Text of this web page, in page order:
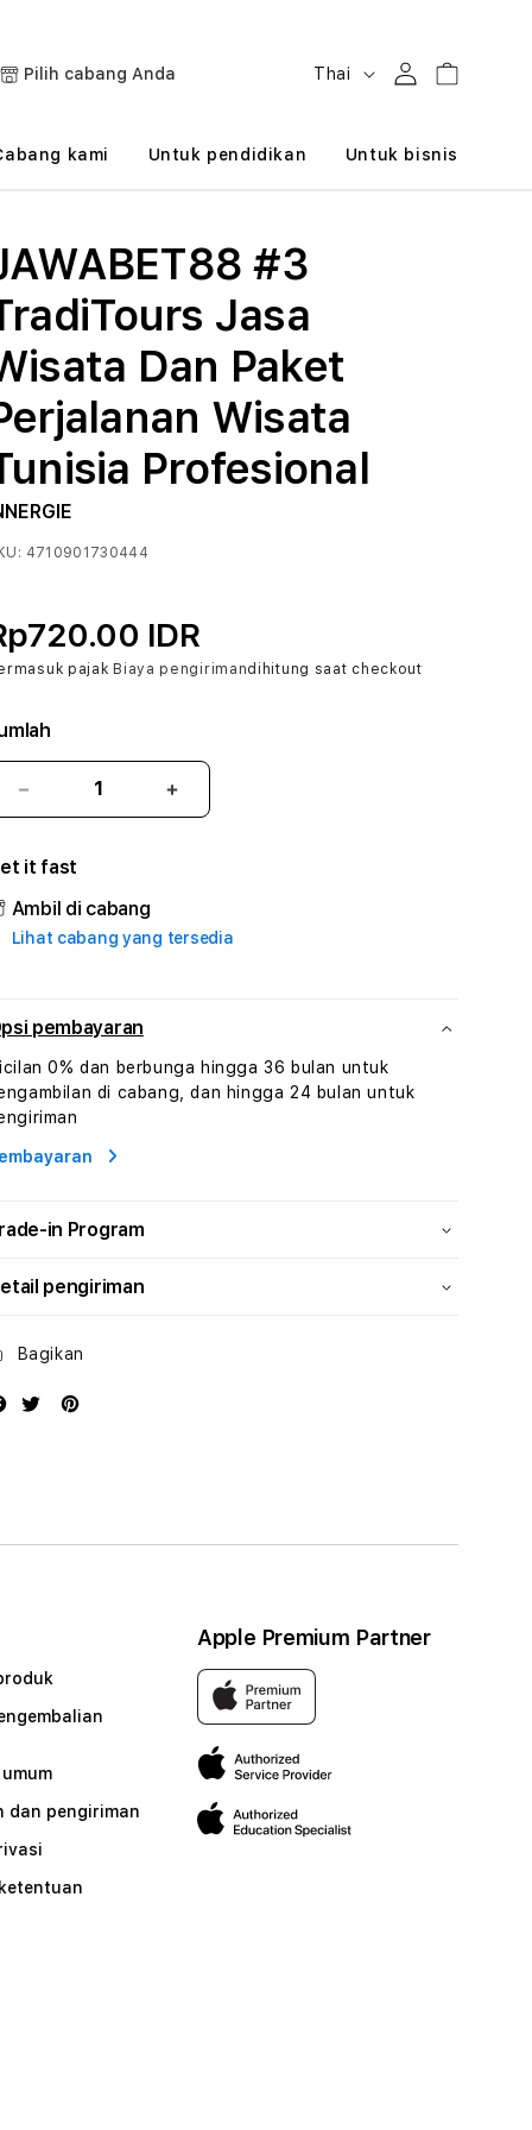
Pilih cabang Anda
B
h
a
Thai MasukKeranjang
kami Untuk pendidikan Untuk bisnis
#3
Jasa
Dan Paket
Wisata
Profesional
4710901730444
IDR
pajak Biaya pengirimandihitung saat checkout
Kurangi
jumlah
JAWABET88
#3
TradiTours
Jasa
Paket
Wisata
Tunisia
Profesional
Tambah
jumlah
TradiTours
Jasa
Wisata
Tunisia
it fast
Ambil di cabang
Lihat cabang yang tersedia
pembayaran
0% dan berbunga hingga 36 bulan untuk
di cabang, dan hingga 24 bulan untuk
in Program
pengiriman
Bagikan
dan pengiriman
Apple Premium Partner